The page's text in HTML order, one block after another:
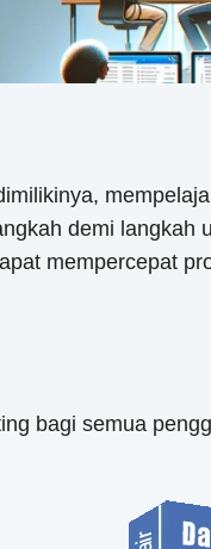
demi
mempercepat
bagi semua